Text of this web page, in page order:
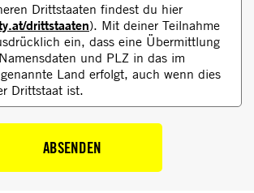
Drittstaaten findest du hier
drittstaaten). Mit deiner Teilnahme
ein, dass eine Übermittlung
und PLZ in das im
Land erfolgt, auch wenn dies
Drittstaat ist.​
ABSENDEN